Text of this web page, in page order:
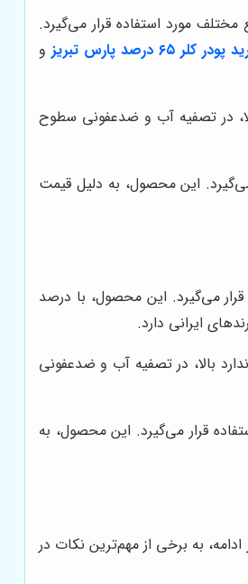
مورد استفاده قرار می‌گیرد.
کلر ۶۵ درصد پارس تبریز
و
در تصفیه آب و ضدعفونی سطوح
می‌گیرد. این محصول، به دلیل قیمت
می‌گیرد. این محصول، با درصد
ایرانی دارد.
بالا، در تصفیه آب و ضدعفونی
قرار می‌گیرد. این محصول، به
به برخی از مهم‌ترین نکات در